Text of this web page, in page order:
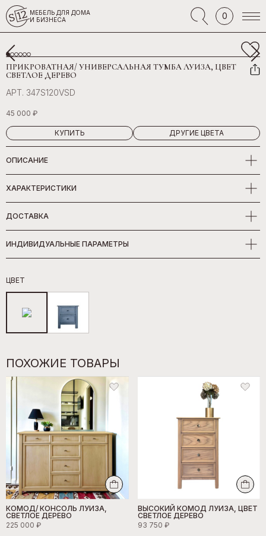
МЕБЕЛЬ ДЛЯ ДОМА
И БИЗНЕСА
0
ПРИКРОВАТНАЯ/ УНИВЕРСАЛЬНАЯ ТУМБА ЛУИЗА, ЦВЕТ
СВЕТЛОЕ ДЕРЕВО
АРТ. 347S120VSD
45 000 ₽
КУПИТЬ ДРУГИЕ ЦВЕТА
ОПИСАНИЕ
ХАРАКТЕРИСТИКИ
ДОСТАВКА
ИНДИВИДУАЛЬНЫЕ ПАРАМЕТРЫ
ЦВЕТ
ПОХОЖИЕ ТОВАРЫ
КОМОД/ КОНСОЛЬ ЛУИЗА,
СВЕТЛОЕ ДЕРЕВО
225 000 ₽
ВЫСОКИЙ КОМОД ЛУИЗА, ЦВЕТ
СВЕТЛОЕ ДЕРЕВО
93 750 ₽